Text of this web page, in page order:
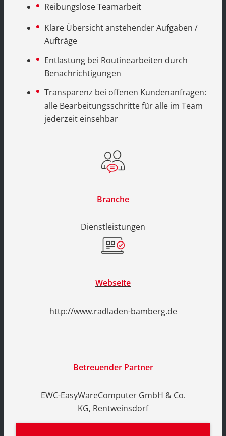
Reibungslose Teamarbeit
Klare Übersicht anstehender Aufgaben /
Aufträge
Entlastung bei Routinearbeiten durch
Benachrichtigungen
Transparenz bei offenen Kundenanfragen:
alle Bearbeitungsschritte für alle im Team
jederzeit einsehbar
Branche
Dienstleistungen
Webseite
http://www.radladen-bamberg.de
Betreuender Partner
EWC-EasyWareComputer GmbH & Co.
KG, Rentweinsdorf